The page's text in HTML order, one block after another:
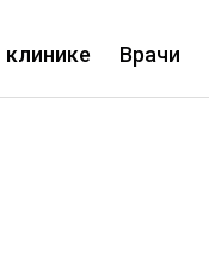
клинике Врачи